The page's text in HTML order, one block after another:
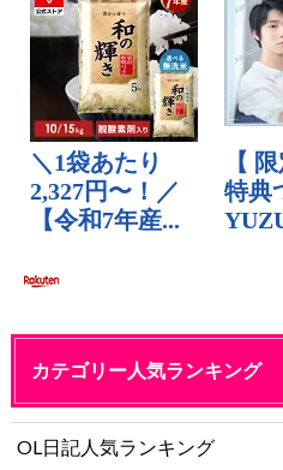
カテゴリー人気ランキング
OL日記人気ランキング